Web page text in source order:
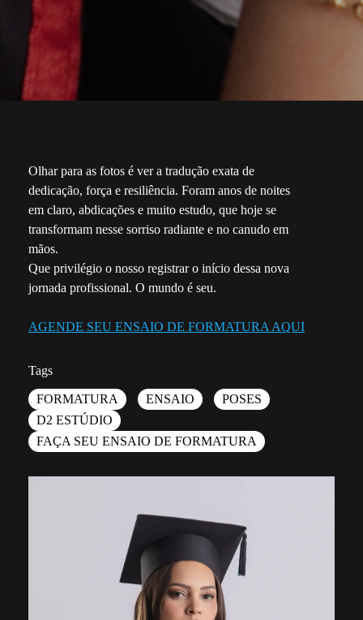
Olhar para as fotos é ver a tradução exata de
dedicação, força e resiliência. Foram anos de noites
em claro, abdicações e muito estudo, que hoje se
transformam nesse sorriso radiante e no canudo em
mãos.
Que privilégio o nosso registrar o início dessa nova
jornada profissional. O mundo é seu.
AGENDE SEU ENSAIO DE FORMATURA AQUI
Tags
FORMATURA ENSAIO
POSES
D2 ESTÚDIO
FAÇA SEU ENSAIO DE FORMATURA